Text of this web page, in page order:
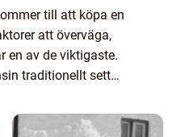
till att köpa en
att överväga,
en av de viktigaste.
traditionellt sett